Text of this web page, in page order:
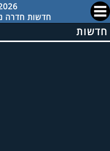
חדשות חדרה
חדשות